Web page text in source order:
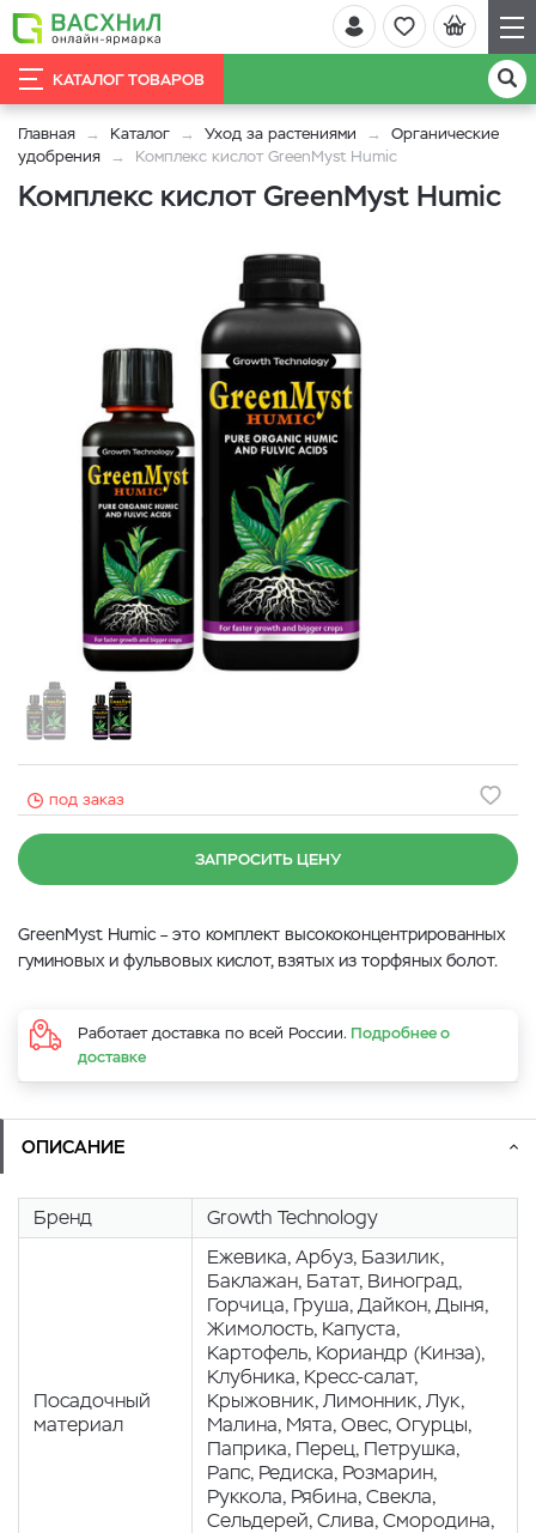
КАТАЛОГ ТОВАРОВ
Главная Каталог Уход за растениями
Органические
удобрения
Комплекс кислот GreenMyst Humic
Комплекс кислот GreenMyst Humic
под заказ
ЗАПРОСИТЬ ЦЕНУ
GreenMyst Humic – это комплект высококонцентрированных
гуминовых и фульвовых кислот, взятых из торфяных болот.
Работает доставка по всей России. Подробнее о
доставке
ОПИСАНИЕ
Бренд Growth Technology
Посадочный
материал
Eжевика, Арбуз, Базилик,
Баклажан, Батат, Виноград,
Горчица, Груша, Дайкон, Дыня,
Жимолость, Капуста,
Картофель, Кориандр (Кинза),
Клубника, Кресс-салат,
Крыжовник, Лимонник, Лук,
Малина, Мята, Овес, Огурцы,
Паприка, Перец, Петрушка,
Рапс, Редиска, Розмарин,
Руккола, Рябина, Свекла,
Сельдерей, Слива, Смородина,